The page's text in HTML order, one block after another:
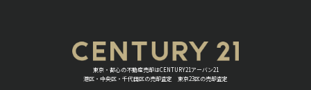
東京・都心の不動産売却はCENTURY21アーバン21
港区・中央区・千代田区の売却査定 東京23区の売却査定